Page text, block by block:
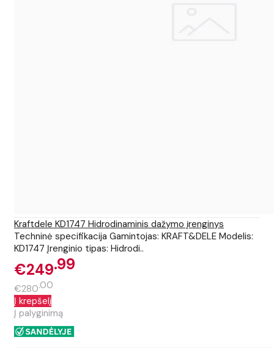
Kraftdele KD1747 Hidrodinaminis dažymo įrenginys
Techninė specifikacija Gamintojas: KRAFT&DELE Modelis:
KD1747 Įrenginio tipas: Hidrodi..
€249 99
€280 00
Į krepšelį
Į palyginimą